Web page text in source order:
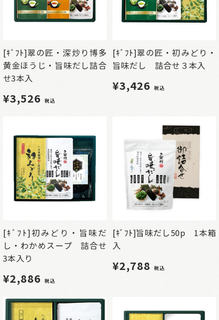
[ｷﾞﾌﾄ]翠の匠・深炒り博多
黄金ほうじ・旨味だし詰合
せ3本入
¥3,526 税込
[ｷﾞﾌﾄ]翠の匠・初みどり・
旨味だし 詰合せ３本入
¥3,426 税込
[ｷﾞﾌﾄ]初みどり・旨味だ
し・わかめスープ 詰合せ
3本入り
¥2,886 税込
[ｷﾞﾌﾄ]旨味だし50p 1本箱
入
¥2,788 税込